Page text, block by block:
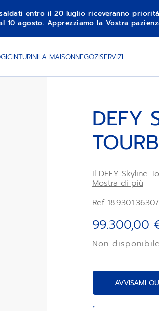
entro il 20 luglio riceveranno
agosto. Apprezziamo la Vostra
CINTURINILA MAISONNEGOZISERVIZI
DEFY
Il DEFY Skyline
da 41 mm e
irradia dal
Dotato di un
caucciù rosso
intercambiabili
Mostra di più
Ref
99.300,00
Non disponibile
AVVISAMI